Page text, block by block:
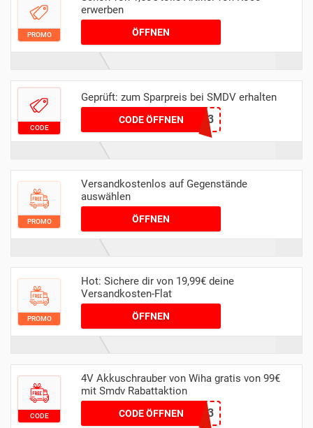
PROMO
erwerben
ÖFFNEN
CODE
Geprüft: zum Sparpreis bei SMDV erhalten
CODE ÖFFNEN
PRIMABASIC23
PROMO
Versandkostenlos auf Gegenstände
auswählen
ÖFFNEN
PROMO
Hot: Sichere dir von 19,99€ deine
Versandkosten-Flat
ÖFFNEN
CODE
4V Akkuschrauber von Wiha gratis von 99€
mit Smdv Rabattaktion
CODE ÖFFNENnovdeals23